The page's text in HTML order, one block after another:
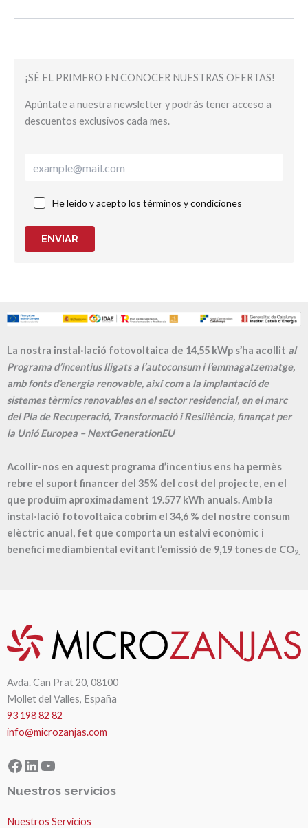
¡SÉ EL PRIMERO EN CONOCER NUESTRAS OFERTAS!
Apúntate a nuestra newsletter y podrás tener acceso a
descuentos exclusivos cada mes.
He leído y acepto los términos y condiciones
ENVIAR
La nostra instal·lació fotovoltaica de 14,55 kWp s’ha acollit al
Programa d’incentius lligats a l’autoconsum i l’emmagatzematge,
amb fonts d’energia renovable, així com a la implantació de
sistemes tèrmics renovables en el sector residencial, en el marc
del Pla de Recuperació, Transformació i Resiliència, finançat per
la Unió Europea – NextGenerationEU
Acollir-nos en aquest programa d’incentius ens ha permès
rebre el suport financer del 35% del cost del projecte, en el
que produïm aproximadament 19.577 kWh anuals. Amb la
instal·lació fotovoltaica cobrim el 34,6 % del nostre consum
elèctric anual, fet que comporta un estalvi econòmic i
benefici mediambiental evitant l’emissió de 9,19 tones de CO2.
Avda. Can Prat 20, 08100
Mollet del Valles, España
93 198 82 82
info@microzanjas.com
Facebook
LinkedIn
YouTube
Nuestros servicios
Nuestros Servicios